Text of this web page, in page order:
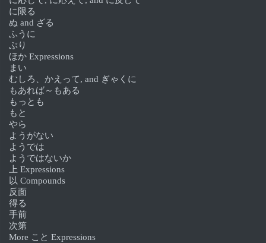
に限る
ぬ and ざる
ふうに
ぶり
ほか Expressions
まい
むしろ、かえって, and ぎゃくに
もあれば～もある
もっとも
もと
やら
ようがない
ようでは
ようではないか
上 Expressions
以 Compounds
反面
得る
手前
次第
More こと Expressions